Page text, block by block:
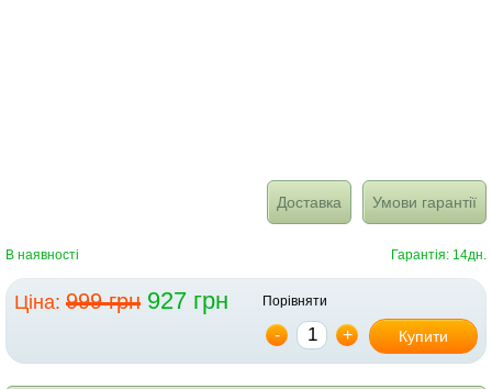
Доставка Умови гарантії
В наявності Гарантія: 14дн.
Ціна: 999 грн 927 грн Порівняти
- + Купити